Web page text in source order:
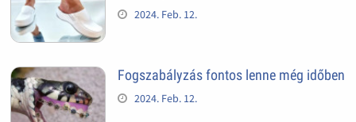
2024. Feb. 12.
Fogszabályzás fontos lenne még időben
2024. Feb. 12.